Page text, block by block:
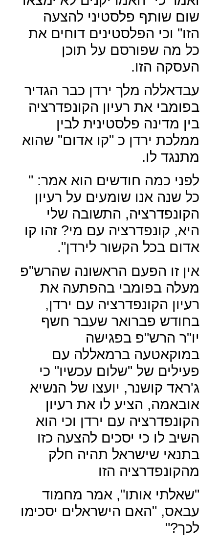
שום שותף פלסטיני להצעה
הזו" וכי הפלסטינים דוחים את
כל מה שפורסם על תוכן
העסקה הזו.
עבדאללה מלך ירדן כבר הגדיר
בפומבי את רעיון הקונפדרציה
בין מדינה פלסטינית לבין
ממלכת ירדן כ "קו אדום" שהוא
מתנגד לו.
לפני כמה חודשים הוא אמר: "
כל שנה אנו שומעים על רעיון
הקונפדרציה, התשובה שלי
היא, קונפדרציה עם מי? זהו קו
אדום בכל הקשור לירדן".
אין זו הפעם הראשונה שהרש"פ
מעלה בפומבי בהפתעה את
רעיון הקונפדרציה עם ירדן,
בחודש פברואר שעבר חשף
יו"ר הרש"פ בפגישה
במוקאטעה ברמאללה עם
פעילים של "שלום עכשיו" כי
ג'ראד קושנר, יועצו של הנשיא
אובאמה, הציע לו את רעיון
הקונפדרציה עם ירדן וכי הוא
השיב לו כי יסכים להצעה כזו
בתנאי שישראל תהיה חלק
מהקונפדרציה הזו
"שאלתי אותו", אמר מחמוד
עבאס, "האם הישראלים יסכימו
לכך?"